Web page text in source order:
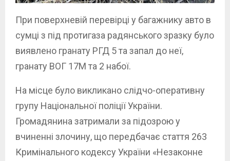
При поверхневій перевірці у багажнику авто в
сумці з під протигаза радянського зразку було
виявлено гранату РГД 5 та запал до неї,
гранату ВОГ 17М та 2 набої.
На місце було викликано слідчо-оперативну
групу Національної поліції України.
Громадянина затримали за підозрою у
вчиненні злочину, що передбачає стаття 263
Кримінального кодексу України «Незаконне